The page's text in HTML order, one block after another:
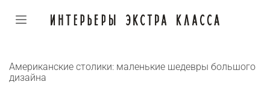
Американские столики: маленькие шедевры большого
дизайна